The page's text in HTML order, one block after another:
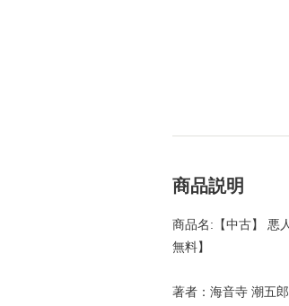
商品説明
商品名:【中古】 悪
無料】
著者：海音寺 潮五郎